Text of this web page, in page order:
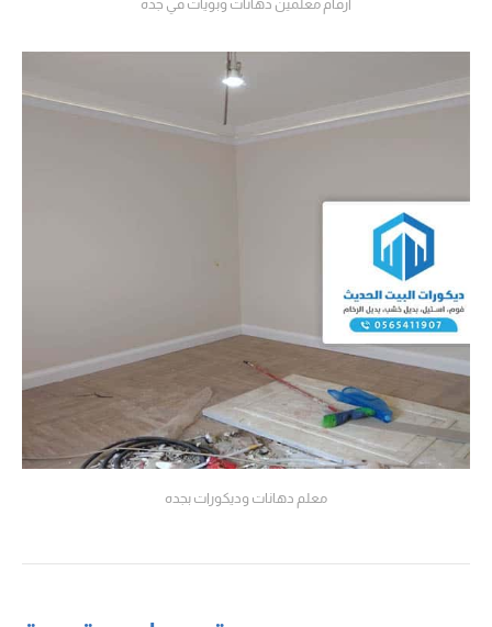
ارقام معلمين دهانات وبويات في جده
معلم دهانات وديكورات بجده